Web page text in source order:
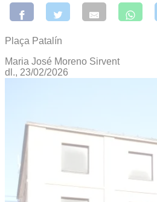
Plaça Patalín
Maria José Moreno Sirvent
dl., 23/02/2026